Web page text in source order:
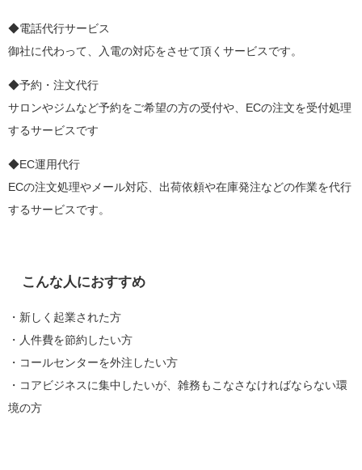
◆電話代行サービス
御社に代わって、入電の対応をさせて頂くサービスです。
◆予約・注文代行
サロンやジムなど予約をご希望の方の受付や、ECの注文を受付処理
するサービスです
◆EC運用代行
ECの注文処理やメール対応、出荷依頼や在庫発注などの作業を代行
するサービスです。
こんな人におすすめ
・新しく起業された方
・人件費を節約したい方
・コールセンターを外注したい方
・コアビジネスに集中したいが、雑務もこなさなければならない環
境の方